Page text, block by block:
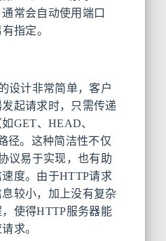
常会自动使用端口
指定。
设计非常简单，客户
起请求时，只需传递
GET、HEAD、
径。这种简洁性不仅
议易于实现，也有助
度。由于HTTP请求
较小，加上没有复杂
使得HTTP服务器能
求。